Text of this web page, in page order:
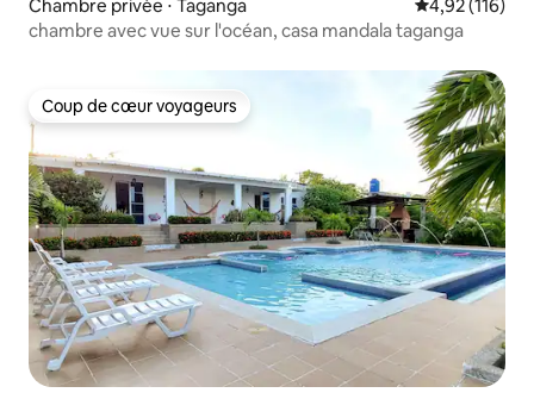
Chambre privée ⋅ Taganga Évaluation
4,92 (116)
chambre avec vue sur l'océan, casa mandala taganga
Coup de cœur voyageurs
Coup de cœur voyageurs